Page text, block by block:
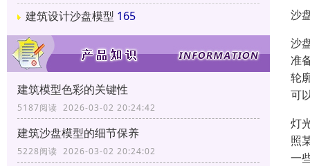
建筑设计沙盘模型 165
建筑模型色彩的关键性
5187阅读 2026-03-02 20:24:42
建筑沙盘模型的细节保养
5228阅读 2026-03-02 20:24:02
沙
沙
准
轮
可
灯
照
一